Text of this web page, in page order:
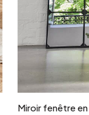
Miroir fenêtre